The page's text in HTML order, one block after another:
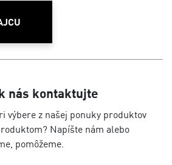
nás kontaktujte
výbere z našej ponuky produktov
Napíšte nám alebo
pomôžeme.